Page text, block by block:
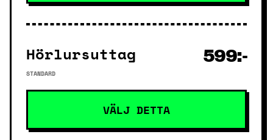
Hörlursuttag
STANDARD
599:-
VÄLJ DETTA